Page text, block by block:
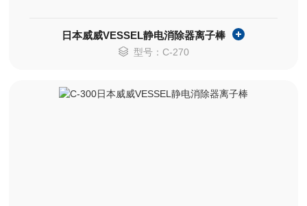
日本威威VESSEL静电消除器离子棒
型号：C-270